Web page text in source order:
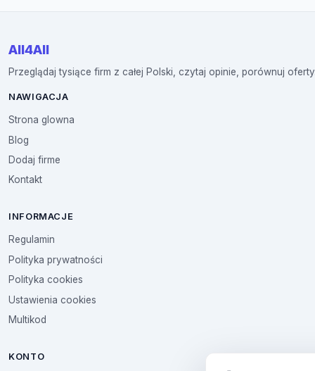
All4All
Przeglądaj tysiące firm z całej Polski, czytaj opinie, porównuj
NAWIGACJA
Strona glowna
Blog
Dodaj firme
Kontakt
INFORMACJE
Regulamin
Polityka prywatności
Polityka cookies
Ustawienia cookies
Multikod
KONTO